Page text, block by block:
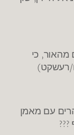
מהאור, כי
רעשקט)
הרים עם מאמן